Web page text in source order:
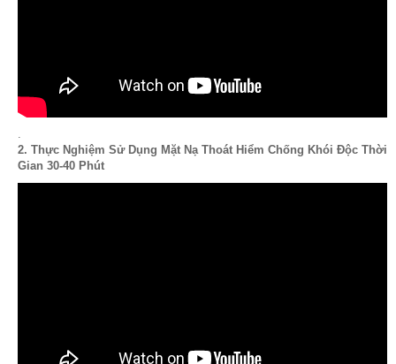
2. Thực Nghiệm Sử Dụng Mặt Nạ Thoát Hiểm Chống Khói Độc Thời
Gian 30-40 Phút